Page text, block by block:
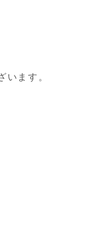
います。